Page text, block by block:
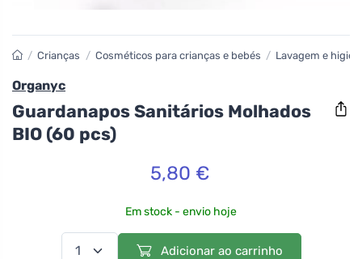
/ Crianças / Cosméticos para crianças e bebés / Lavagem e
Organyc
Guardanapos Sanitários Molhados
BIO (60 pcs)
5,80 €
Em stock - envio hoje
Adicionar ao carrinho